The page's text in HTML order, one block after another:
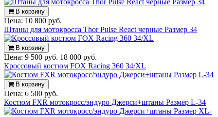
В корзину
Цена: 10 800 руб.
Штаны для мотокросса Thor Pulse React черные Размер 34
В корзину
Цена: 9 500 руб. 18 000 руб.
Кроссовый костюм FOX Racing 360 34/XL
В корзину
Цена: 6 500 руб.
Костюм FXR мотокросс/эндуро Джерси+штаны Размер L-34